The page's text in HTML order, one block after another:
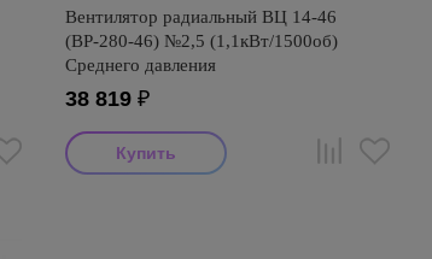
Вентилятор радиальный ВЦ 14-46
(ВР-280-46) №2,5 (1,1кВт/1500об)
Среднего давления
38 819 ₽